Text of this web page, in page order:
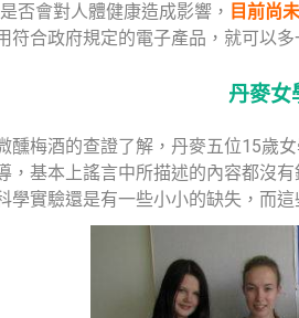
否會對人體健康造成影響， 目前尚
符合政府規定的電子產品，就可以多
丹麥女
醺梅酒的查證了解，丹麥五位15歲
，基本上謠言中所描述的內容都沒
學實驗還是有一些小小的缺失，而